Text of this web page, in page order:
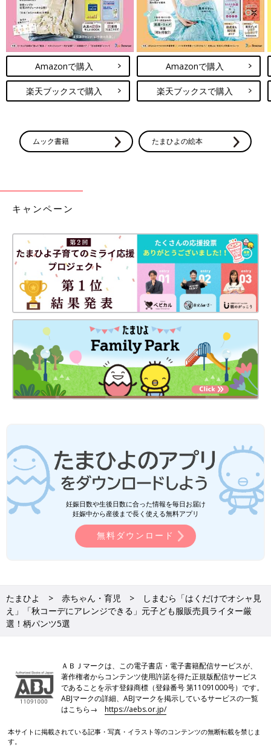
Amazonで購入
楽天ブックスで購入
Amazonで購入
楽天ブックスで購入
ムック書籍 たまひよの絵本
キャンペーン
妊娠日数や生後日数に合った情報を毎日お届け
妊娠中から産後まで長く使える無料アプリ
無料ダウンロード
たまひよ 赤ちゃん・育児
しまむら「はくだけでオシャ見
え」「秋コーデにアレンジできる」元子ども服販売員ライター厳
選！柄パンツ5選
ＡＢＪマークは、この電子書店・電子書籍配信サービスが、
著作権者からコンテンツ使用許諾を得た正規版配信サービス
であることを示す登録商標（登録番号 第11091000号）です。
ABJマークの詳細、ABJマークを掲示しているサービスの一覧
はこちら→https://aebs.or.jp/
本サイトに掲載されている記事・写真・イラスト等のコンテンツの無断転載を禁じま
す。